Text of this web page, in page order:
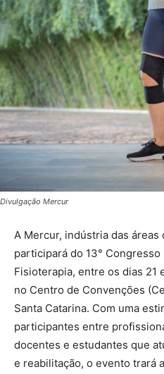
Divulgação Mercur
A Mercur, indústria das áreas
participará do 13°
Fisioterapia, entre os dias 21
no Centro de Convenções
Santa Catarina. Com uma
participantes entre
docentes e estudantes que
e reabilitação, o evento trará